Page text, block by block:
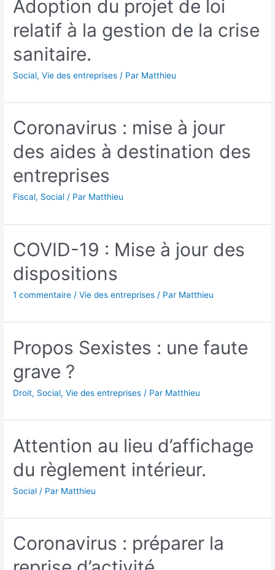
responsabilité
employeurs
Adoption du projet de loi
relatif à la gestion de la crise
sanitaire.
Social,Vie des entreprises / Par Matthieu
Coronavirus : mise à jour
des aides à destination des
entreprises
Fiscal, Social / Par Matthieu
COVID-19 : Mise à jour des
dispositions
1 commentaire /Vie des entreprises / Par Matthieu
Propos Sexistes : une faute
grave ?
Droit, Social,Vie des entreprises / Par Matthieu
Attention au lieu d’affichage
du règlement intérieur.
Social / Par Matthieu
Coronavirus : préparer la